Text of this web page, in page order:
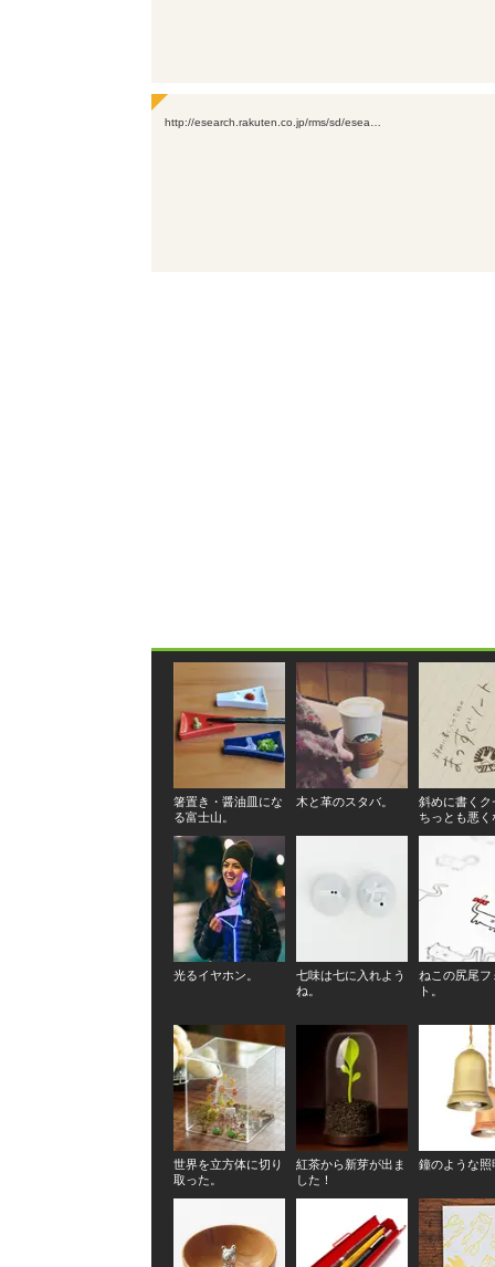
http://esearch.rakuten.co.jp/rms/sd/esea…
箸置き・醤油皿にな
る富士山。
木と革のスタバ。
斜めに書くク
ちっとも悪く
光るイヤホン。
七味は七に入れよう
ね。
ねこの尻尾フ
ト。
世界を立方体に切り
取った。
紅茶から新芽が出ま
した！
鐘のような照